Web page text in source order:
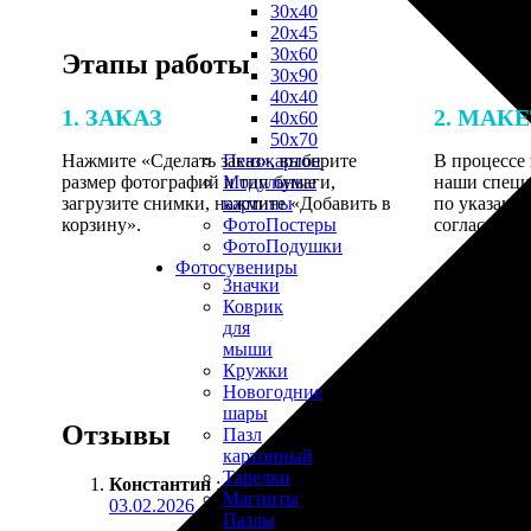
30х40
20х45
30х60
30х90
40х40
40х60
50х70
Пенокартон
Модульные
картины
ФотоПостеры
ФотоПодушки
Фотоcувениры
Значки
Коврик
для
мыши
Кружки
Новогодние
шары
Пазл
картонный
Тарелки
Магниты
Пазлы
Этапы работы
1. ЗАКАЗ
Нажмите «Сделать заказ», выберите
размер фотографий и тип бумаги,
загрузите снимки, нажмите «Добавить в
корзину».
2.
В процессе
наши
по
Отзывы
Константин :
03.02.2026